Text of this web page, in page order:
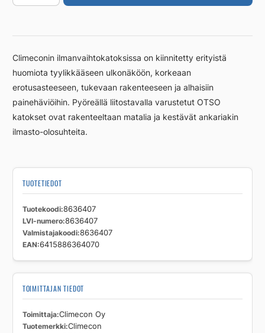
OTSO-
Otso-
630-
Ma
määrä
Climeconin ilmanvaihtokatoksissa on kiinnitetty erityistä
huomiota tyylikkääseen ulkonäköön, korkeaan
erotusasteeseen, tukevaan rakenteeseen ja alhaisiin
painehäviöihin. Pyöreällä liitostavalla varustetut OTSO
katokset ovat rakenteeltaan matalia ja kestävät ankariakin
ilmasto-olosuhteita.
TUOTETIEDOT
Tuotekoodi 8636407
LVI-numero 8636407
Valmistajakoodi 8636407
EAN 6415886364070
TOIMITTAJAN TIEDOT
Toimittaja Climecon Oy
Tuotemerkki Climecon